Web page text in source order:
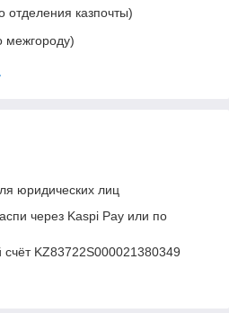
отделения казпочты)
межгороду)
юридических лиц
через Kaspi Pay или по
KZ83722S000021380349